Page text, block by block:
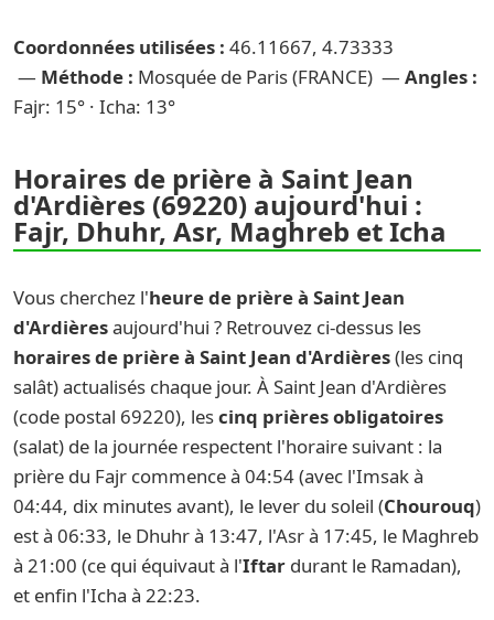
Coordonnées utilisées : 46.11667, 4.73333
— Méthode : Mosquée de Paris (FRANCE) — Angles :
Fajr: 15° · Icha: 13°
Horaires de prière à Saint Jean
d'Ardières (69220) aujourd'hui :
Fajr, Dhuhr, Asr, Maghreb et Icha
Vous cherchez l'heure de prière à Saint Jean
d'Ardièresaujourd'hui ? Retrouvez ci-dessus les
horaires de prière à Saint Jean d'Ardières(les cinq
salât) actualisés chaque jour. À Saint Jean d'Ardières
(code postal 69220), lescinq prières obligatoires
(salat) de la journée respectent l'horaire suivant : la
prière du Fajr commence à 04:54 (avec l'Imsak à
04:44, dix minutes avant), le lever du soleil (Chourouq)
est à 06:33, le Dhuhr à 13:47, l'Asr à 17:45, le Maghreb
à 21:00 (ce qui équivaut à l'Iftar durant le Ramadan),
et enfin l'Icha à 22:23.